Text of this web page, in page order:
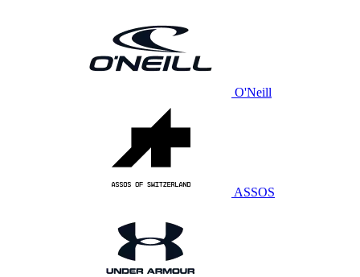
O'Neill
ASSOS